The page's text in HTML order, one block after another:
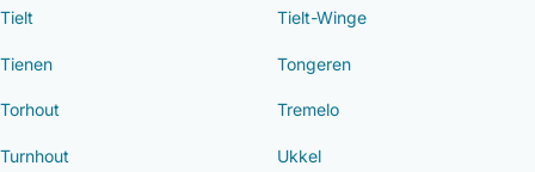
Tielt Tielt-Winge
Tienen Tongeren
Torhout Tremelo
Turnhout Ukkel